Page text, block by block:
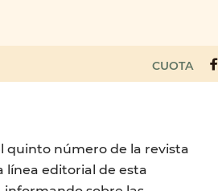
CUOTA
quinto número de la revista
línea editorial de esta